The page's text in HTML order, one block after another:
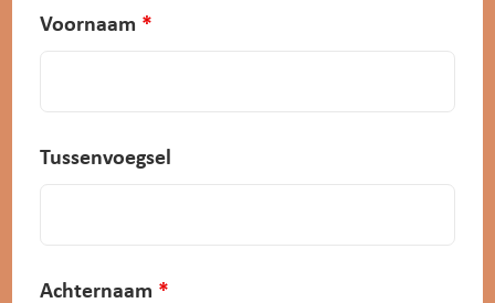
Voornaam *
Tussenvoegsel
Achternaam *